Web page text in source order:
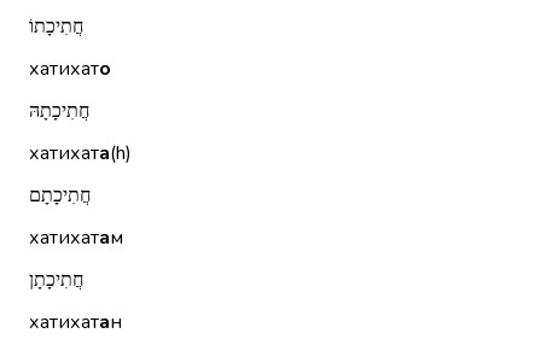
חֲתִיכָתוֹ
хатихато
חֲתִיכָתָהּ
хатихата(h)
חֲתִיכָתָם
хатихатам
חֲתִיכָתָן
хатихатан